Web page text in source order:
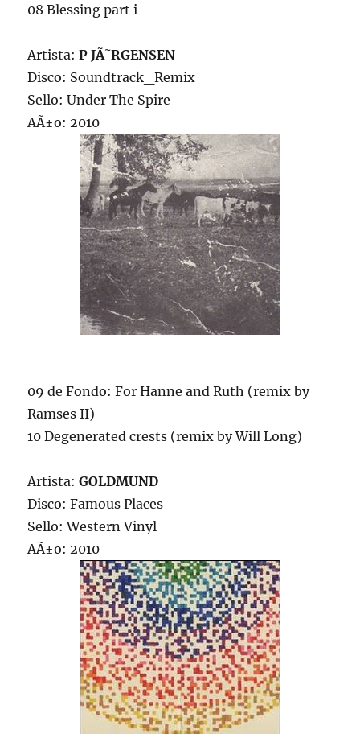
08 Blessing part i
Artista:P JÃ˜RGENSEN
Disco: Soundtrack_Remix
Sello: Under The Spire
AÃ±o: 2010
09 de Fondo: For Hanne and Ruth (remix by
Ramses II)
10 Degenerated crests (remix by Will Long)
Artista:GOLDMUND
Disco: Famous Places
Sello: Western Vinyl
AÃ±o: 2010